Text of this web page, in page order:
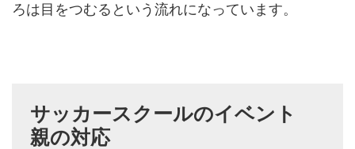
ろは目をつむるという流れになっています。
サッカースクールのイベント
親の対応